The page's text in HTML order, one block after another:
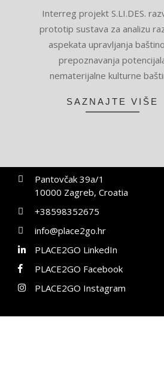
03-
01
Interreg projekt S.LI.DES.
prototip sustava za analizu
aspekata upravljanja
prepoznavanja
nematerijalne kulturne
SAZNAJTE VIŠE
Pantovčak 39a/1
10000 Zagreb, Croatia
+38598352675
info@place2go.hr
PLACE2GO LinkedIn
PLACE2GO Facebook
PLACE2GO Instagram